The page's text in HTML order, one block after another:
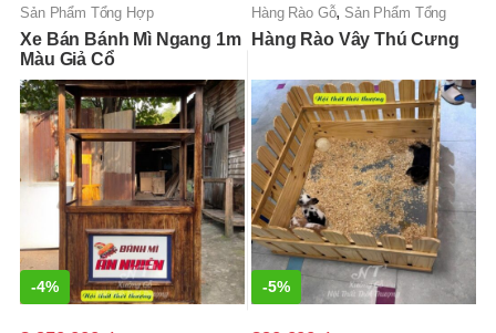
Sản Phẩm Tổng Hợp
Xe Bán Bánh Mì Ngang 1m
Màu Giả Cổ
-4%
Hàng Rào Gỗ, Sản Phẩm Tổng
Hợp
Hàng Rào Vây Thú Cưng
-5%